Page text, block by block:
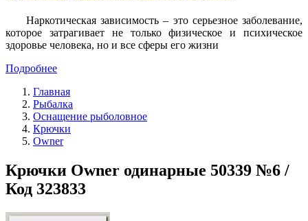
Наркотическая зависимость – это серьезное заболевание,
которое затрагивает не только физическое и психическое
здоровье человека, но и все сферы его жизни
Подробнее
Главная
Рыбалка
Оснащение рыболовное
Крючки
Owner
Крючки Owner одинарные 50339 №6 /
Код 323833